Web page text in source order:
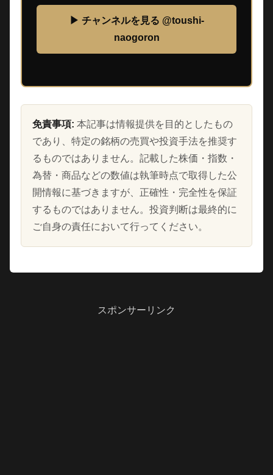
▶ チャンネルを見る @toushi-
naogoron
免責事項: 本記事は情報提供を目的としたもの
であり、特定の銘柄の売買や投資手法を推奨す
るものではありません。記載した株価・指数・
為替・商品などの数値は執筆時点で取得した公
開情報に基づきますが、正確性・完全性を保証
するものではありません。投資判断は最終的に
ご自身の責任において行ってください。
スポンサーリンク